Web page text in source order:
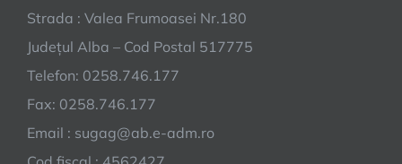
Strada : Valea Frumoasei Nr.180
Județul Alba – Cod Postal 517775
Telefon: 0258.746.177
Fax: 0258.746.177
Email : sugag@ab.e-adm.ro